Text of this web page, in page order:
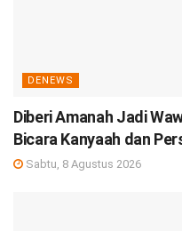
DENEWS
Diberi Amanah Jadi
Bicara Kanyaah dan
Sabtu, 8 Agustus 2026